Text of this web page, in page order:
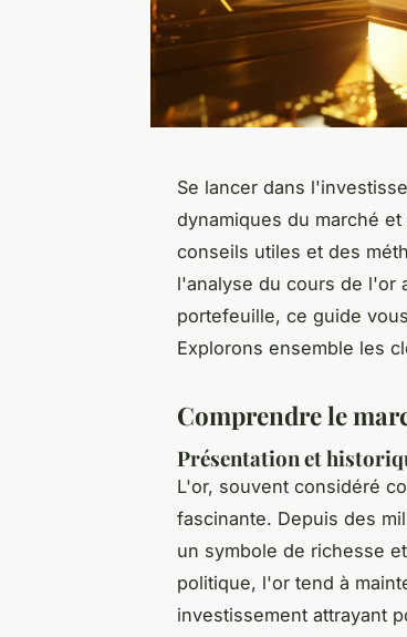
Se lancer dans
dynamiques du marché
conseils utiles et des
l'analyse du cours de l'or
portefeuille, ce guide
Explorons ensemble les
Comprendre le
Présentation et
L'or, souvent considéré
fascinante. Depuis des
un symbole de richesse
politique, l'or tend à
investissement attrayant